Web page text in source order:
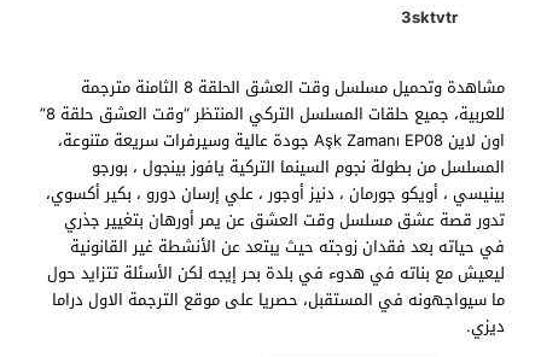
3sktvtr
مشاهدة وتحميل مسلسل وقت العشق الحلقة 8 الثامنة مترجمة
للعربية، جميع حلقات المسلسل التركي المنتظر “وقت العشق حلقة 8”
اون لاين Aşk Zamanı EP08 جودة عالية وسيرفرات سريعة متنوعة،
المسلسل من بطولة نجوم السينما التركية يافوز بينجول ، بورجو
بينيسي ، أويكو جورمان ، دنيز أوجور ، علي إرسان دورو ، بكير أكسوي،
تدور قصة عشق مسلسل وقت العشق عن يمر أورهان بتغيير جذري
في حياته بعد فقدان زوجته حيث يبتعد عن الأنشطة غير القانونية
ليعيش مع بناته في هدوء في بلدة بحر إيجه لكن الأسئلة تتزايد حول
ما سيواجهونه في المستقبل، حصريا على موقع الترجمة الاول دراما
ديزي.